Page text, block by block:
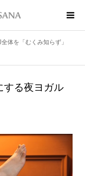
全体を「むくみ知らず」
する夜ヨガル